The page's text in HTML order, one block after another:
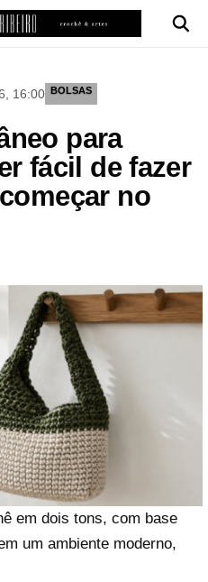
16:00 BOLSAS
para
fácil de fazer
no
em dois tons, com base
um ambiente moderno,